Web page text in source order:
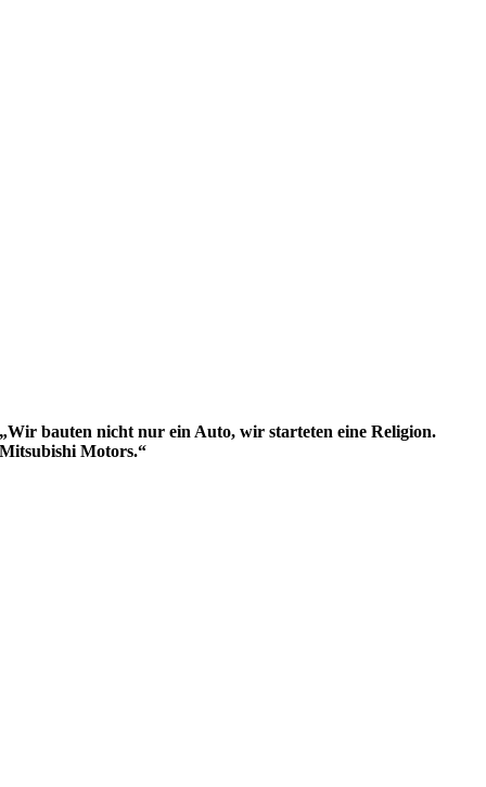
„Wir bauten nicht nur ein Auto, wir starteten eine Religion.
Mitsubishi Motors.“